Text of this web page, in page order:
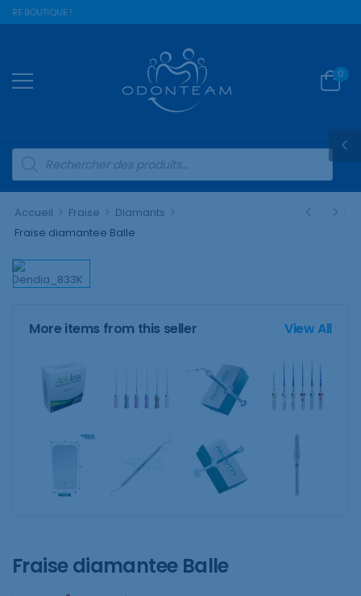
BOUTIQUE !
0
Accueil > Fraise > Diamants >
Fraise diamantee Balle
More items from this seller View All
Fraise diamantee Balle